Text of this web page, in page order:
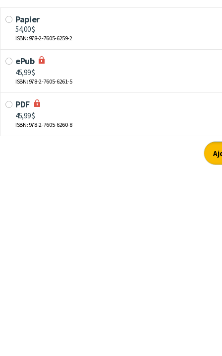
Papier
54,00 $
ISBN: 978-2-7605-6259-2
ePub
45,99 $
ISBN: 978-2-7605-6261-5
PDF
45,99 $
ISBN: 978-2-7605-6260-8